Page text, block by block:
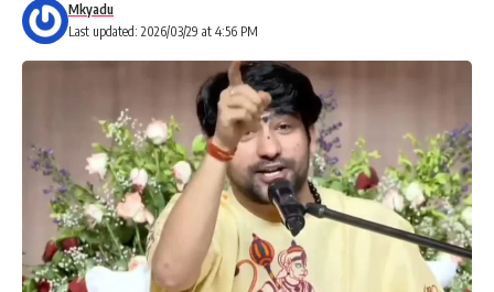
Last updated: 2026/03/29 at 4:56 PM
Mkyadu